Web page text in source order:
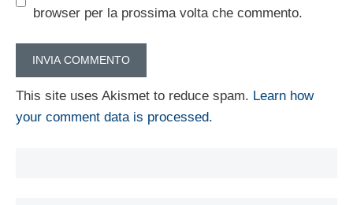
browser per la prossima volta che commento.
This site uses Akismet to reduce spam. Learn how
your comment data is processed.